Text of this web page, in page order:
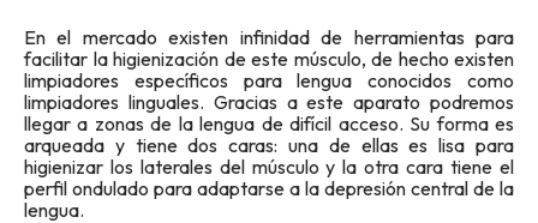
En el mercado existen infinidad de herramientas para
facilitar la higienización de este músculo, de hecho existen
limpiadores específicos para lengua conocidos como
limpiadores linguales. Gracias a este aparato podremos
llegar a zonas de la lengua de difícil acceso. Su forma es
arqueada y tiene dos caras: una de ellas es lisa para
higienizar los laterales del músculo y la otra cara tiene el
perfil ondulado para adaptarse a la depresión central de la
lengua.